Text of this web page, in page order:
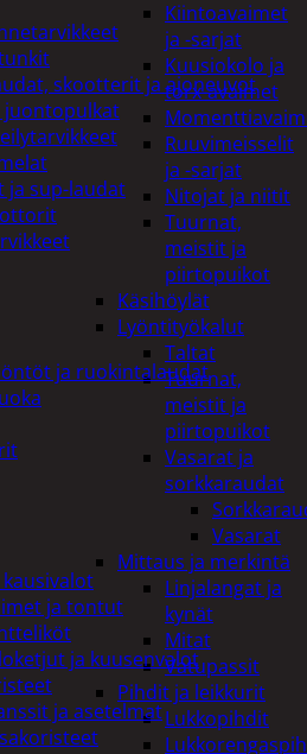
Kiintoavaimet
ja -sarjat
Kuusiokolo ja
torx-avaimet
Ruuvimeisselit
ja -sarjat
Nitojat ja niitit
Tuurnat,
meistit ja
piirtopuikot
Käsihöylät
Lyöntityökalut
Taltat
Tuurnat,
meistit ja
piirtopuikot
Vasarat ja
sorkkaraudat
Vasarat
Mittaus ja merkintä
Linjalangat ja
kynät
Mitat
Vatupassit
Pihdit ja leikkurit
Lukkopihdit
skootterit ja ajoneuvot
juontopulkat
ja sup-laudat
ja ruokintalaudat
kausivalot
ja tontut
ja kuusenvalot
ja asetelmat